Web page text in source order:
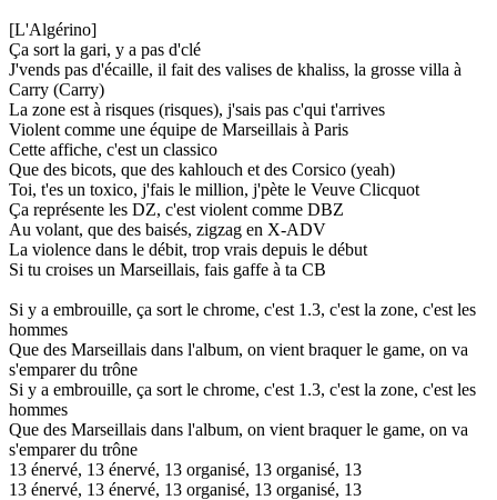
[L'Algérino]
Ça sort la gari, y a pas d'clé
J'vends pas d'écaille, il fait des valises de khaliss, la grosse villa à
Carry (Carry)
La zone est à risques (risques), j'sais pas c'qui t'arrives
Violent comme une équipe de Marseillais à Paris
Cette affiche, c'est un classico
Que des bicots, que des kahlouch et des Corsico (yeah)
Toi, t'es un toxico, j'fais le million, j'pète le Veuve Clicquot
Ça représente les DZ, c'est violent comme DBZ
Au volant, que des baisés, zigzag en X-ADV
La violence dans le débit, trop vrais depuis le début
Si tu croises un Marseillais, fais gaffe à ta CB
Si y a embrouille, ça sort le chrome, c'est 1.3, c'est la zone, c'est les
hommes
Que des Marseillais dans l'album, on vient braquer le game, on va
s'emparer du trône
Si y a embrouille, ça sort le chrome, c'est 1.3, c'est la zone, c'est les
hommes
Que des Marseillais dans l'album, on vient braquer le game, on va
s'emparer du trône
13 énervé, 13 énervé, 13 organisé, 13 organisé, 13
13 énervé, 13 énervé, 13 organisé, 13 organisé, 13